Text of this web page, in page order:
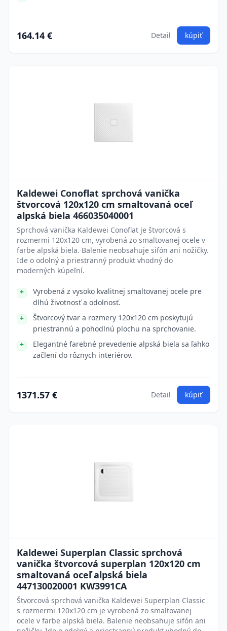
164.14 € Detail kúpiť
Kaldewei Conoflat sprchová vanička
štvorcová 120x120 cm smaltovaná oceľ
alpská biela 466035040001
Sprchová vanička Kaldewei Conoflat je štvorcová s
rozmermi 120x120 cm, vyrobená zo smaltovanej ocele v
farbe alpská biela. Balenie neobsahuje sifón ani nožičky.
Ide o odolný a priestranný produkt vhodný do
moderných kúpeľní.
Vyrobená z vysoko kvalitnej smaltovanej ocele pre
dlhú životnosť a odolnosť.
Štvorcový tvar a rozmery 120x120 cm poskytujú
priestrannú a pohodlnú plochu na sprchovanie.
Elegantné farebné prevedenie alpská biela sa ľahko
začlení do rôznych interiérov.
1371.57 € Detail kúpiť
Kaldewei Superplan Classic sprchová
vanička štvorcová superplan 120x120 cm
smaltovaná oceľ alpská biela
447130020001 KW3991CA
Štvorcová sprchová vanička Kaldewei Superplan Classic
s rozmermi 120x120 cm je vyrobená zo smaltovanej
ocele v farbe alpská biela. Balenie neobsahuje sifón ani